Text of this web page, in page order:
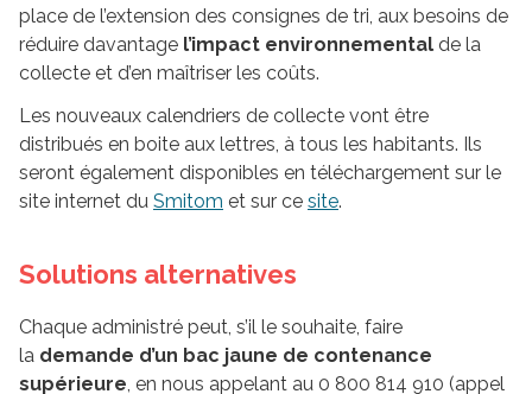
place de l’extension des consignes de tri, aux besoins de
réduire davantage l’impact environnemental de la
collecte et d’en maîtriser les coûts.
Les nouveaux calendriers de collecte vont être
distribués en boite aux lettres, à tous les habitants. Ils
seront également disponibles en téléchargement sur le
site internet du Smitom et sur ce site.
Solutions alternatives
Chaque administré peut, s’il le souhaite, faire
la demande d’un bac jaune de contenance
supérieure , en nous appelant au 0 800 814 910 (appel